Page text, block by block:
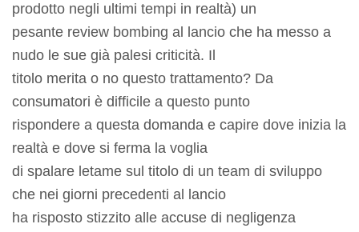
prodotto negli ultimi tempi in realtà) un
pesante review bombing al lancio che ha messo a
nudo le sue già palesi criticità. Il
titolo merita o no questo trattamento? Da
consumatori è difficile a questo punto
rispondere a questa domanda e capire dove inizia la
realtà e dove si ferma la voglia
di spalare letame sul titolo di un team di sviluppo
che nei giorni precedenti al lancio
ha risposto stizzito alle accuse di negligenza